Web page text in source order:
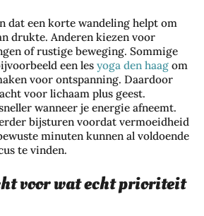
dat een korte wandeling helpt om
drukte. Anderen kiezen voor
of rustige beweging. Sommige
een les yoga den haag om
voor ontspanning. Daardoor
voor lichaam plus geest.
wanneer je energie afneemt.
bijsturen voordat vermoeidheid
minuten kunnen al voldoende
te vinden.
voor wat echt prioriteit